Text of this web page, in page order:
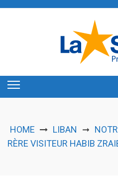
HOME LIBAN ➞
RÈRE VISITEUR HABIB